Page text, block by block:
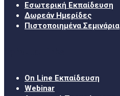
Εσωτερική Εκπαίδευση
Δωρεάν Ημερίδες
Πιστοποιημένα Σεμινάρια
On Line Εκπαίδευση
Webinar